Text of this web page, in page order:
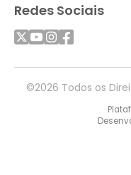
Redes Sociais
©2026 Todos os